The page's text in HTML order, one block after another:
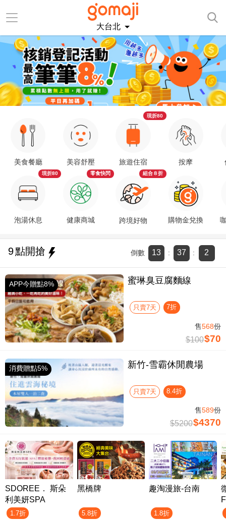
大台北
美食餐廳
泡湯休息
現折80
美容舒壓
健康商城
零食快閃
旅遊住宿
現折80
跨境好物
組合８折
按摩
購物金兌換
9點開搶 倒數 13 : 37 : 1
APP今贈點8% 蜜琳臭豆腐麵線
只賣7天 7折
售568份
$100$70
消費贈點5% 新竹-雪霸休閒農場
只賣7天 8.4折
售589份
$5200$4370
SDOREE． 斯朵
利美妍SPA
1.7折
黑橋牌
5.8折
趣淘漫旅-台南
1.8折